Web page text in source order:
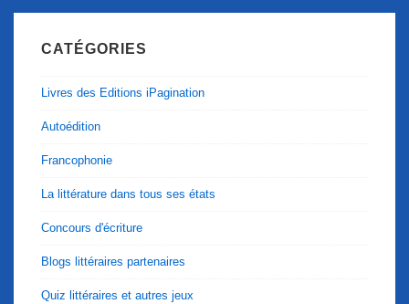
CATÉGORIES
Livres des Editions iPagination
Autoédition
Francophonie
La littérature dans tous ses états
Concours d'écriture
Blogs littéraires partenaires
Quiz littéraires et autres jeux